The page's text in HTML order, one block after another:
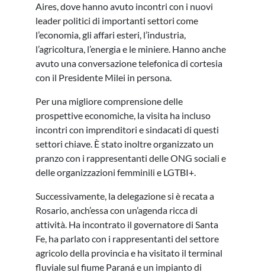
Aires, dove hanno avuto incontri con i nuovi
leader politici di importanti settori come
l’economia, gli affari esteri, l’industria,
l’agricoltura, l’energia e le miniere. Hanno anche
avuto una conversazione telefonica di cortesia
con il Presidente Milei in persona.
Per una migliore comprensione delle
prospettive economiche, la visita ha incluso
incontri con imprenditori e sindacati di questi
settori chiave. È stato inoltre organizzato un
pranzo con i rappresentanti delle ONG sociali e
delle organizzazioni femminili e LGTBI+.
Successivamente, la delegazione si è recata a
Rosario, anch’essa con un’agenda ricca di
attività. Ha incontrato il governatore di Santa
Fe, ha parlato con i rappresentanti del settore
agricolo della provincia e ha visitato il terminal
fluviale sul fiume Paraná e un impianto di